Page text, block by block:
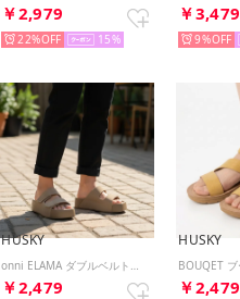
￥2,979
22% 15
￥3,479
9%
HUSKY
￥2,479
HUSKY
￥2,479